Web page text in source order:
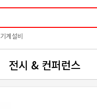
기계설비
전시 & 컨퍼런스